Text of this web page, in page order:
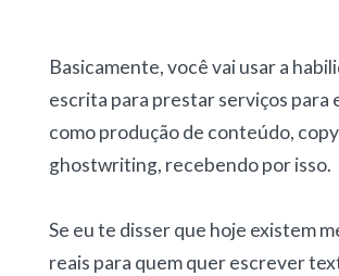
Basicamente, você vai usar a
escrita para prestar serviços para
como produção de conteúdo,
ghostwriting, recebendo por isso.
Se eu te disser que hoje existem
reais para quem querescrever